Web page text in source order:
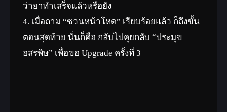
ว่ายาทำเสร็จแล้วหรือยัง
4. เมื่อถาม “ซวนหน้าโหด” เรียบร้อยแล้ว ก็ถึงขั้น
ตอนสุดท้าย นั่นก็คือ กลับไปคุยกลับ “ประมุข
อสรพิษ” เพื่อขอ Upgrade ครั้งที่ 3